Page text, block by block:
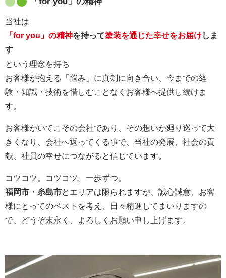
当社は
「for you」の精神を持って塗装を通じた幸せをお届けしま
す
という理念を持ち
お客様が抱える「悩み」に真剣に向き合い、今までの経
験・知識・技術を惜しむことなくお客様へ提供し続けま
す。
お客様がいてこその会社であり、その想いが廻り巡って大
きくなり、会社へ返ってくる事で、当社の発展、社会の貢
献、社員の幸せにつながると信じています。
コツコツ。コツコツ。一歩ずつ。
福岡市・糸島市とエリアは限られますが、誠心誠意、お客
様にとってのベストを考え、日々精進してまいりますの
で、どうぞ末永く、よろしくお願い申し上げます。